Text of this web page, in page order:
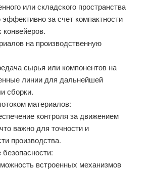
или складского пространства
за счет компактности
конвейеров.
на производственную
сырья или компонентов на
линии для дальнейшей
сборки.
материалов:
контроля за движением
важно для точности и
производства.
встроенных механизмов